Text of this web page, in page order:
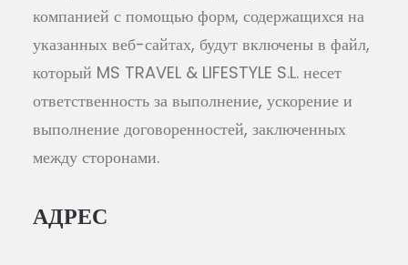
компанией с помощью форм, содержащихся на
указанных веб-сайтах, будут включены в файл,
который MS TRAVEL & LIFESTYLE S.L. несет
ответственность за выполнение, ускорение и
выполнение договоренностей, заключенных
между сторонами.
АДРЕС